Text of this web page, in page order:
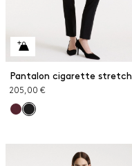
Pantalon cigarette stretch
205,00 €